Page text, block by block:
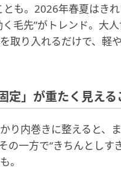
とも。2026年春夏はき
く毛先”がトレンド。大
取り入れるだけで、軽
定」が重たく見える
り内巻きに整えると、
の一方で“きちんとしす
。